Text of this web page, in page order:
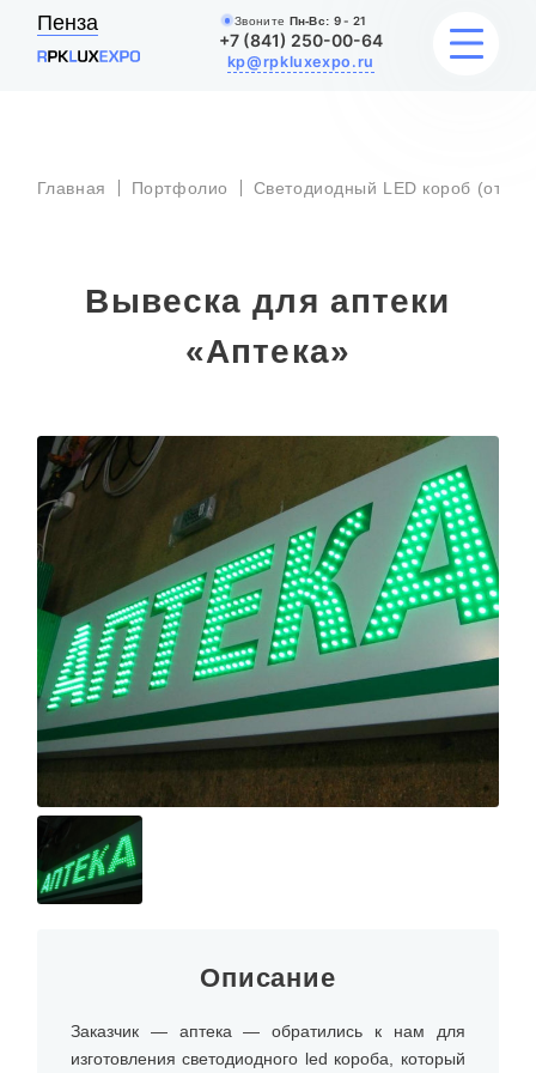
Пенза Звоните Пн-Вс: 9 - 21
+7 (841) 250-00-64
kp@rpkluxexpo.ru
УСЛУГИ
АКЦИИ
Главная Портфолио Светодиодный LED короб
Вывеска для аптеки
«Аптека»
Описание
Заказчик — аптека — обратились к нам для
изготовления светодиодного led короба, который